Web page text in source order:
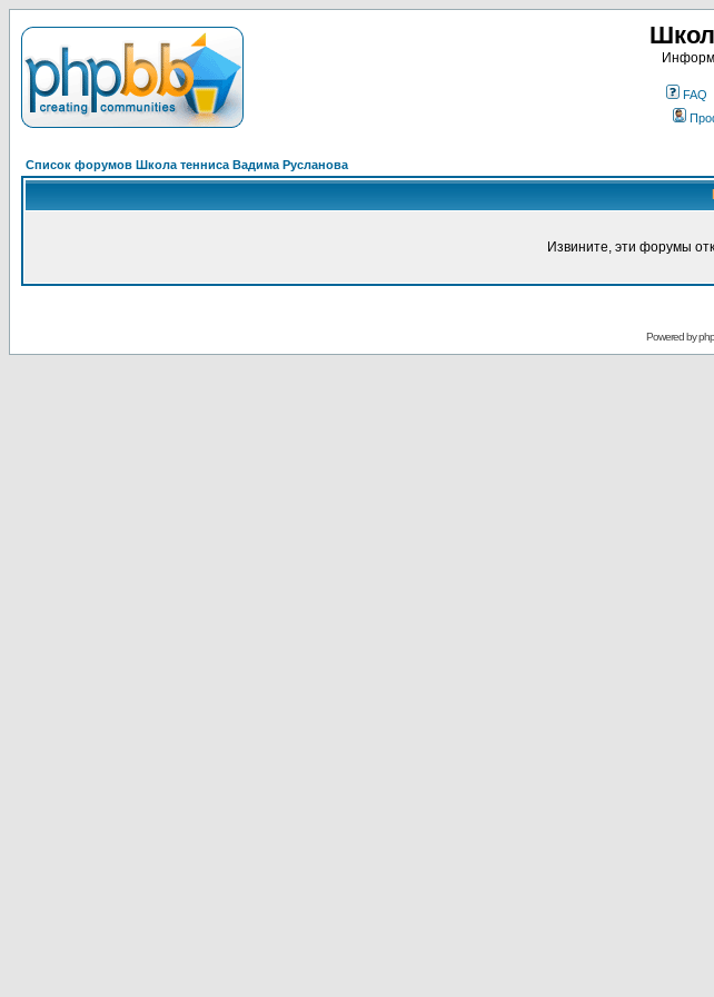
FAQ
Список форумов Школа тенниса Вадима Русланова
Извините, эти форумы
Powered by